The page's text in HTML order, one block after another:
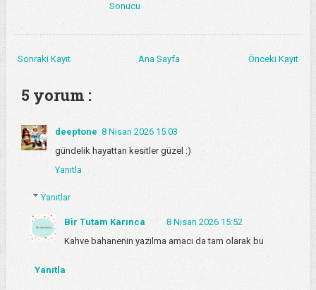
Sonucu
Sonraki Kayıt Önceki Kayıt
Ana Sayfa
5 yorum :
deeptone 8 Nisan 2026 15:03
gündelik hayattan kesitler güzel :)
Yanıtla
Yanıtlar
Bir Tutam Karınca
8 Nisan 2026 15:52
Kahve bahanenin yazılma amacı da tam olarak bu
Yanıtla